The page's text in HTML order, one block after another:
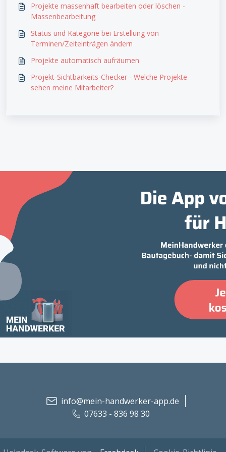
Projekte massenhaft bearbeiten oder löschen -
Massenbearbeitung
Status und Kategorie bei Erstellung von
Terminen/Zeiteinträgen ändern
Projekte automatisch aufräumen
Projekt-Sichtbarkeits-Checker - Welche Projekte
sehen meine Mitarbeiter?
info@mein-handwerker-app.de
07633 - 836 98 30